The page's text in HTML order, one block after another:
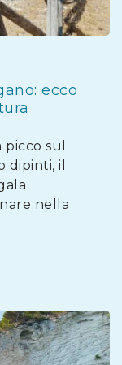
ecco
sul
dipinti, il
nella